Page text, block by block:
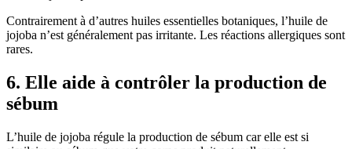
Contrairement à d’autres huiles essentielles botaniques, l’huile de
jojoba n’est généralement pas irritante. Les réactions allergiques sont
rares.
6. Elle aide à contrôler la production de
sébum
L’huile de jojoba régule la production de sébum car elle est si